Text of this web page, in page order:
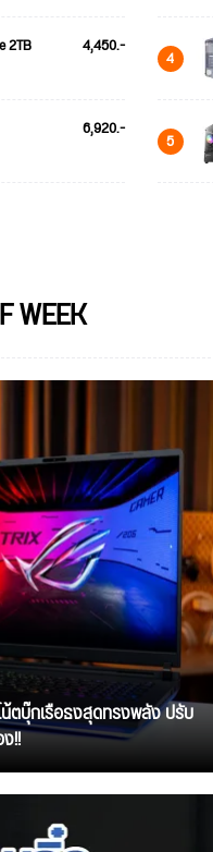
2TB 4,450.-
6,920.-
4
5
WEEK
น้ตบุ๊กเรือธงสุดทรงพลัง ปรับ
!!